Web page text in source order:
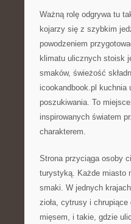
Ważną rolę odgrywa tu
kojarzy się z szybkim
powodzeniem
klimatu ulicznych stoisk
smaków, świeżość
icookandbook.pl
poszukiwania. To
inspirowanych światem
charakterem.
Strona przyciąga osoby
turystyką. Każde miasto
smaki. W jednych
zioła, cytrusy i
mięsem, i takie, gdzie